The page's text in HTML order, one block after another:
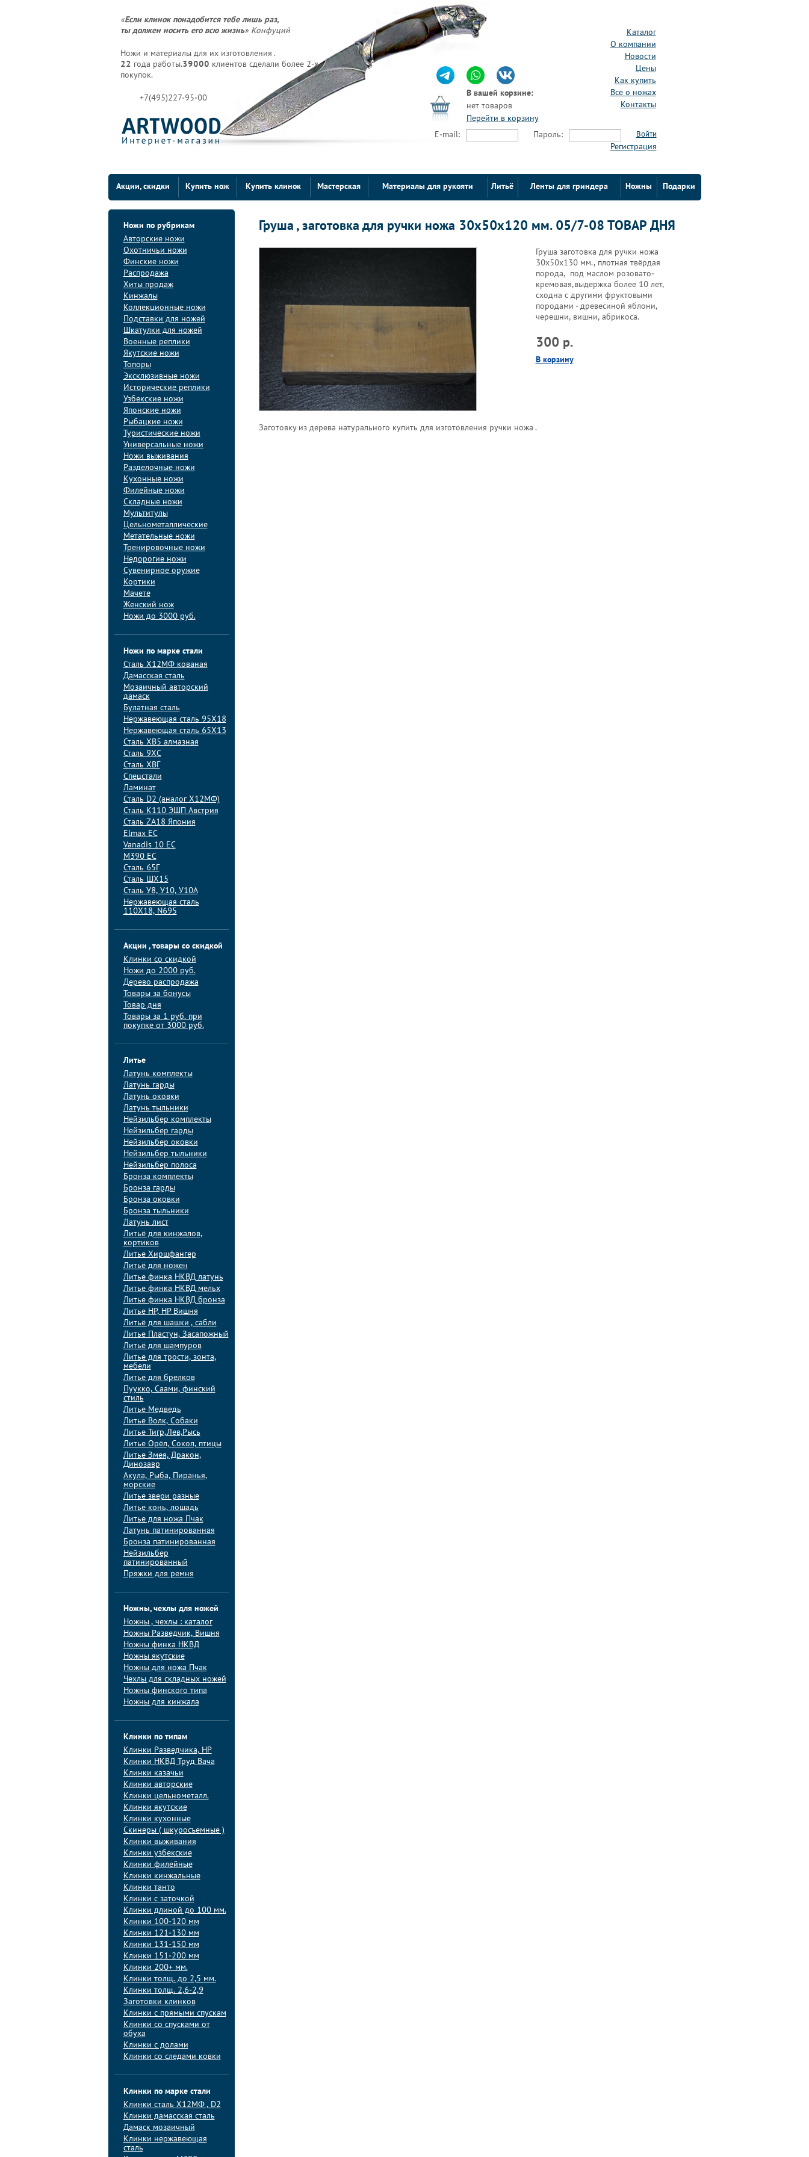
«Если клинок понадобится тебе лишь раз,
ты должен носить его всю жизнь» Конфуций
Ножи и материалы для их изготовления .
22 года работы.39000 клиентов сделали более 2-х
покупок.
+7(495)227-95-00
Каталог
О компании
Новости
Цены
Как купить
Все о ножах
Контакты
В вашей корзине:
нет товаров
Перейти в корзину
E-mail: Пароль: Войти
Регистрация
Акции, скидки Купить нож Купить клинок Мастерская Материалы для рукояти Литьё Ленты для гриндера Ножны Подарки
Ножи по рубрикам
Авторские ножи
Охотничьи ножи
Финские ножи
Распродажа
Хиты продаж
Кинжалы
Коллекционные ножи
Подставки для ножей
Шкатулки для ножей
Военные реплики
Якутские ножи
Топоры
Эксклюзивные ножи
Исторические реплики
Узбекские ножи
Японские ножи
Рыбацкие ножи
Туристические ножи
Универсальные ножи
Ножи выживания
Разделочные ножи
Кухонные ножи
Филейные ножи
Складные ножи
Мультитулы
Цельнометаллические
Метательные ножи
Тренировочные ножи
Недорогие ножи
Сувенирное оружие
Кортики
Мачете
Женский нож
Ножи до 3000 руб.
Ножи по марке стали
Сталь Х12МФ кованая
Дамасская сталь
Мозаичный авторский
дамаск
Булатная сталь
Нержавеющая сталь 95Х18
Нержавеющая сталь 65Х13
Сталь ХВ5 алмазная
Сталь 9ХС
Сталь ХВГ
Спецстали
Ламинат
Сталь D2 (аналог Х12МФ)
Сталь K110 ЭШП Австрия
Сталь ZA18 Япония
Elmax ЕС
Vanadis 10 ЕС
M390 ЕС
Сталь 65Г
Сталь ШХ15
Сталь У8, У10, У10А
Нержавеющая сталь
110Х18, N695
Акции , товары со скидкой
Клинки со скидкой
Ножи до 2000 руб.
Дерево распродажа
Товары за бонусы
Товар дня
Товары за 1 руб. при
покупке от 3000 руб.
Литье
Латунь комплекты
Латунь гарды
Латунь оковки
Латунь тыльники
Нейзильбер комплекты
Нейзильбер гарды
Нейзильбер оковки
Нейзильбер тыльники
Нейзильбер полоса
Бронза комплекты
Бронза гарды
Бронза оковки
Бронза тыльники
Латунь лист
Литьё для кинжалов,
кортиков
Литье Хиршфангер
Литьё для ножен
Литье финка НКВД латунь
Литье финка НКВД мельх
Литье финка НКВД бронза
Литье НР, НР Вишня
Литьё для шашки , сабли
Литье Пластун, Засапожный
Литьё для шампуров
Литье для трости, зонта,
мебели
Литье для брелков
Пуукко, Саами, финский
стиль
Литье Медведь
Литье Волк, Собаки
Литье Тигр,Лев,Рысь
Литье Орёл, Сокол, птицы
Литье Змея, Дракон,
Динозавр
Акула, Рыба, Пиранья,
морские
Литье звери разные
Литье конь, лошадь
Литье для ножа Пчак
Латунь патинированная
Бронза патинированная
Нейзильбер
патинированный
Пряжки для ремня
Ножны, чехлы для ножей
Ножны , чехлы : каталог
Ножны Разведчик, Вишня
Ножны финка НКВД
Ножны якутские
Ножны для ножа Пчак
Чехлы для складных ножей
Ножны финского типа
Ножны для кинжала
Клинки по типам
Клинки Pазведчика, НP
Клинки НКВД Труд Вача
Клинки казачьи
Клинки авторские
Клинки цельнометалл.
Клинки якутские
Клинки кухонные
Скинеры ( шкуросъемные )
Клинки выживания
Клинки узбекские
Клинки филейные
Клинки кинжальные
Клинки танто
Клинки с заточкой
Клинки длиной до 100 мм.
Клинки 100-120 мм
Клинки 121-130 мм
Клинки 131-150 мм
Клинки 151-200 мм
Клинки 200+ мм.
Клинки толщ. до 2,5 мм.
Клинки толщ. 2,6-2,9
Заготовки клинков
Клинки с прямыми спускам
Клинки со спусками от
обуха
Клинки с долами
Клинки со следами ковки
Клинки по марке стали
Клинки сталь Х12МФ , D2
Клинки дамасская сталь
Дамаск мозаичный
Клинки нержавеющая
сталь
Груша , заготовка для ручки ножа 30х50х120 мм. 05/7-08 ТОВАР ДНЯ
Груша заготовка для ручки ножа
30х50х130 мм., плотная твёрдая
порода, под маслом розовато-
кремовая,выдержка более 10 лет,
сходна с другими фруктовыми
породами - древесиной яблони,
черешни, вишни, абрикоса.
300 р.
В корзину
Заготовку из дерева натурального купить для изготовления ручки ножа .